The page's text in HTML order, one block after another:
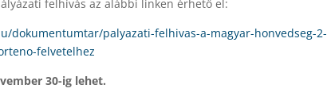
felhívás az alábbi linken érhető el:
dokumentumtar/palyazati-felhivas-a-magyar-honvedseg-2-
felvetelhez
30-ig lehet.